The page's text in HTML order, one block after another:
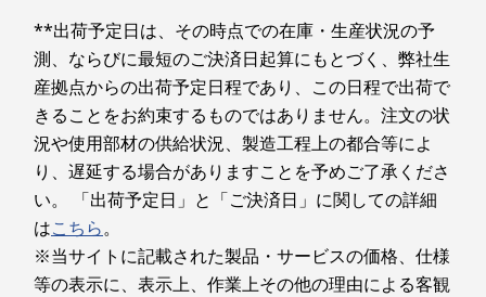
ます。また、HARMAN ステレオスピーカー
（3W+3W）で、臨場感あふれるサウンドを提供
します。
カラー
本体（グレー）、キーボード（グレー）、マウス（グレ
ー）
本体寸法（幅×奥行×高さ）
約 540 x 192 x 431mm
本体質量
約 6.0kg
HDMI（外部入力）
-電源コネクター
-USB 2.0
-イーサネット・コネクター（RJ-45）
**出荷予定日は、その時点での在庫・生産状況の予
測、ならびに最短のご決済日起算にもとづく、弊社生
産拠点からの出荷予定日程であり、この日程で出荷で
きることをお約束するものではありません。注文の状
況や使用部材の供給状況、製造工程上の都合等によ
り、遅延する場合がありますことを予めご了承くださ
い。 「出荷予定日」と「ご決済日」に関しての詳細
はこちら。
※当サイトに記載された製品・サービスの価格、仕様
等の表示に、表示上、作業上その他の理由による客観